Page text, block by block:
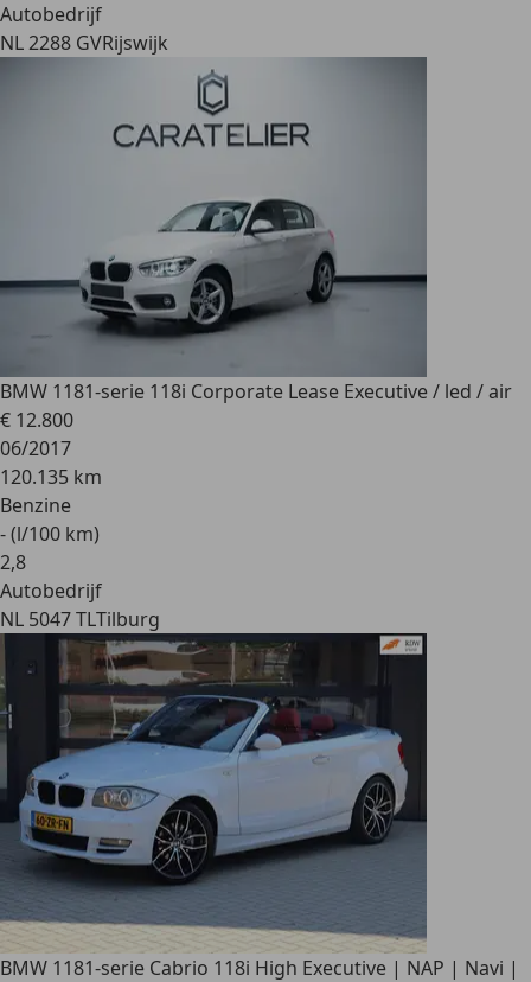
Autobedrijf
NL 2288 GVRijswijk
BMW 1181-serie 118i Corporate Lease Executive / led / air
€ 12.800
06/2017
120.135 km
Benzine
- (l/100 km)
2,8
Autobedrijf
NL 5047 TLTilburg
BMW 1181-serie Cabrio 118i High Executive | NAP | Navi |